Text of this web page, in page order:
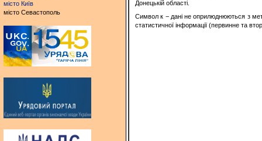
місто Київ
місто Севастополь
Донецькій області.
Символ к − дані не оприлюднюються з
статистичної інформації (первинне та